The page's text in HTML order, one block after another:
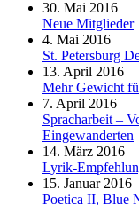
30. Mai 2016
Neue Mitglieder
4. Mai 2016
St. Petersburg
13. April 2016
Mehr Gewicht
7. April 2016
Spracharbeit –
Eingewanderten
14. März 2016
Lyrik-
15. Januar 2016
Poetica II, Blue